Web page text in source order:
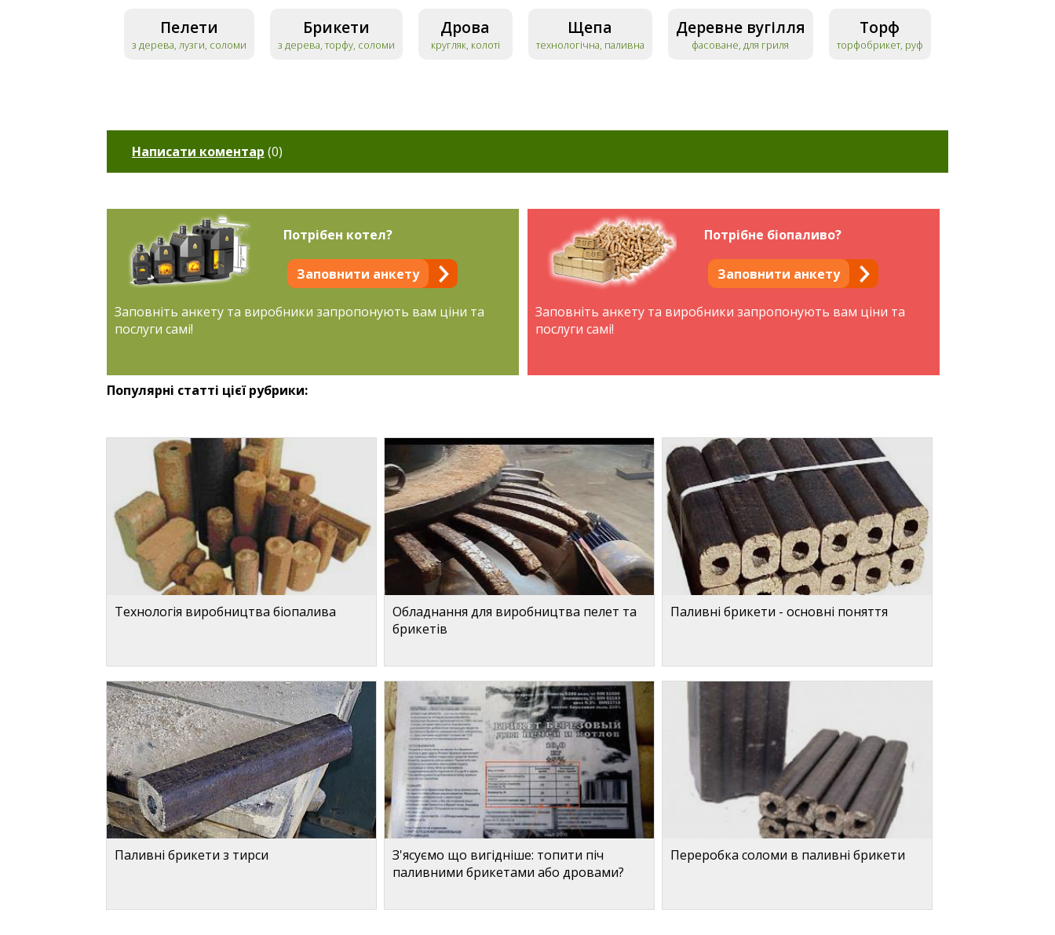
Пелети
з дерева, лузги, соломи
Брикети
з дерева, торфу, соломи
Дрова
кругляк, колоті
Щепа
технологічна, паливна
Деревне вугілля
фасоване, для гриля
Торф
торфобрикет, руф
Написати коментар (0)
Потрібен котел?
Заповнити анкету
Заповніть анкету та виробники запропонують вам ціни та
послуги самі!
Потрібне біопаливо?
Заповнити анкету
Заповніть анкету та виробники запропонують вам ціни та
послуги самі!
Популярні статті цієї рубрики:
Технологія виробництва біопалива
Обладнання для виробництва пелет та
брикетів
Паливні брикети - основні поняття
Паливні брикети з тирси
З'ясуємо що вигідніше: топити піч
паливними брикетами або дровами?
Переробка соломи в паливні брикети